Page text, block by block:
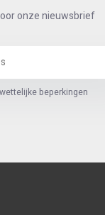
onze nieuwsbrief
beperkingen